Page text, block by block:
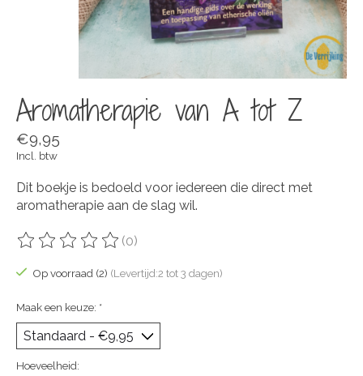
Aromatherapie van A tot Z
€9,95
Incl. btw
Dit boekje is bedoeld voor iedereen die direct met
aromatherapie aan de slag wil.
De beoordeling van dit product is
(0)
Op voorraad (2) (Levertijd:2 tot 3 dagen)
Maak een keuze: *
Hoeveelheid: